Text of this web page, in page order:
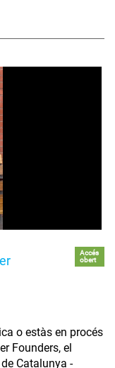
Accés
obert
o estàs en procés
Founders, el
Catalunya -